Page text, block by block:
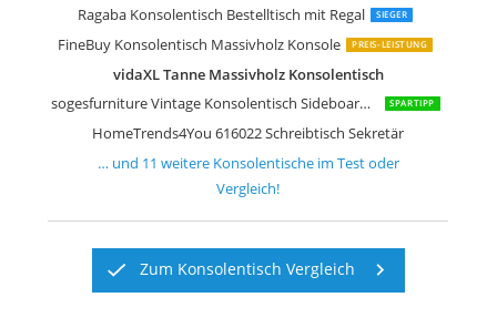
Ragaba Konsolentisch Bestelltisch mit Regal SIEGER
FineBuy Konsolentisch Massivholz Konsole PREIS-LEISTUNG
vidaXL Tanne Massivholz Konsolentisch
sogesfurniture Vintage Konsolentisch Sideboard Beistelltisch
SPARTIPP
HomeTrends4You 616022 Schreibtisch Sekretär
[en.casa]
… und 11 weitere Konsolentischeim Test oder
Vergleich!
Zum Konsolentisch Vergleich